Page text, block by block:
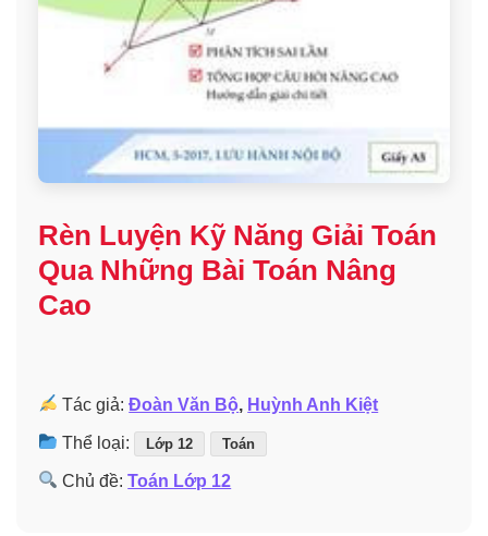
Rèn Luyện Kỹ Năng Giải Toán
Qua Những Bài Toán Nâng
Cao
Tác giả:Đoàn Văn Bộ, Huỳnh Anh Kiệt
Thể loại: Lớp 12 Toán
Chủ đề:Toán Lớp 12